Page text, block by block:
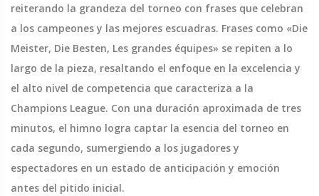
reiterando la grandeza del torneo con frases que celebran
a los campeones y las mejores escuadras. Frases como «Die
Meister, Die Besten, Les grandes équipes» se repiten a lo
largo de la pieza, resaltando el enfoque en la excelencia y
el alto nivel de competencia que caracteriza a la
Champions League. Con una duración aproximada de tres
minutos, el himno logra captar la esencia del torneo en
cada segundo, sumergiendo a los jugadores y
espectadores en un estado de anticipación y emoción
antes del pitido inicial.